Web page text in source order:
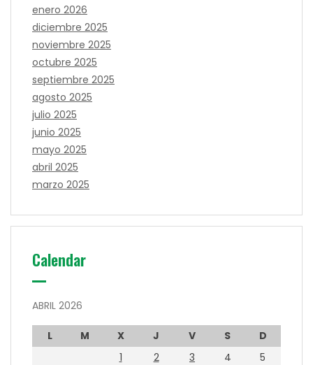
enero 2026
diciembre 2025
noviembre 2025
octubre 2025
septiembre 2025
agosto 2025
julio 2025
junio 2025
mayo 2025
abril 2025
marzo 2025
Calendar
ABRIL 2026
L M X J V S
D
1
2 3 4
5